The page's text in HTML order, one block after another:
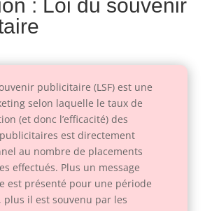
: Loi du souvenir
publicitaire (LSF) est une
selon laquelle le taux de
(et donc l’efficacité) des
est directement
au nombre de placements
effectués. Plus un message
est présenté pour une période
plus il est souvenu par les